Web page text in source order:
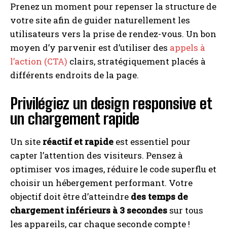
Prenez un moment pour repenser la structure de
votre site afin de guider naturellement les
utilisateurs vers la prise de rendez-vous. Un bon
moyen d’y parvenir est d’utiliser des appels à
l’action (CTA) clairs, stratégiquement placés à
différents endroits de la page.
Privilégiez un design responsive et
un chargement rapide
Un site réactif et rapide est essentiel pour
capter l’attention des visiteurs. Pensez à
optimiser vos images, réduire le code superflu et
choisir un hébergement performant. Votre
objectif doit être d’atteindre des temps de
chargement inférieurs à 3 secondes sur tous
les appareils, car chaque seconde compte !